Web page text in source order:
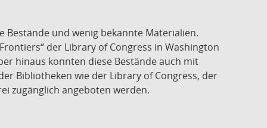
Bestände und wenig bekannte Materialien.
der Library of Congress in Washington
hinaus konnten diese Bestände auch mit
Bibliotheken wie der Library of Congress, der
zugänglich angeboten werden.